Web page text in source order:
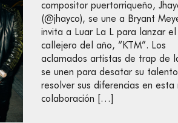
compositor puertorriqueño,
(@jhayco), se une a Bryant
invita a Luar La L para lanzar el
callejero del año, “KTM”. Los
aclamados artistas de trap de
se unen para desatar su
resolver sus diferencias en esta
colaboración […]